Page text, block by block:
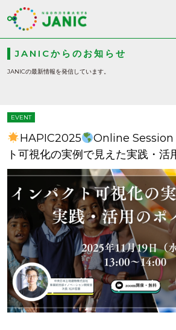
JANICからのお知らせ
JANICの最新情報を発信しています。
EVENT
HAPIC2025 Online Session
ト可視化の実例で見えた実践・活